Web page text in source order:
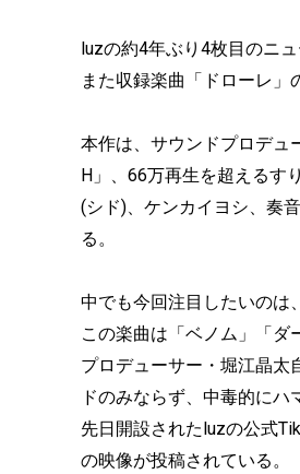
luzの約4年ぶり4枚目のニ
また収録楽曲「ドローレ」
本作は、サウンドプロデュ
H」、66万再生を超えるす
(シド)、ケンカイヨシ、奏
る。
中でも今回注目したいのは
この楽曲は「ベノム」「ダ
プロデューサー・堀江晶太
ドのみならず、中毒的にハ
先日開設されたluzの公式
の映像が投稿されている。